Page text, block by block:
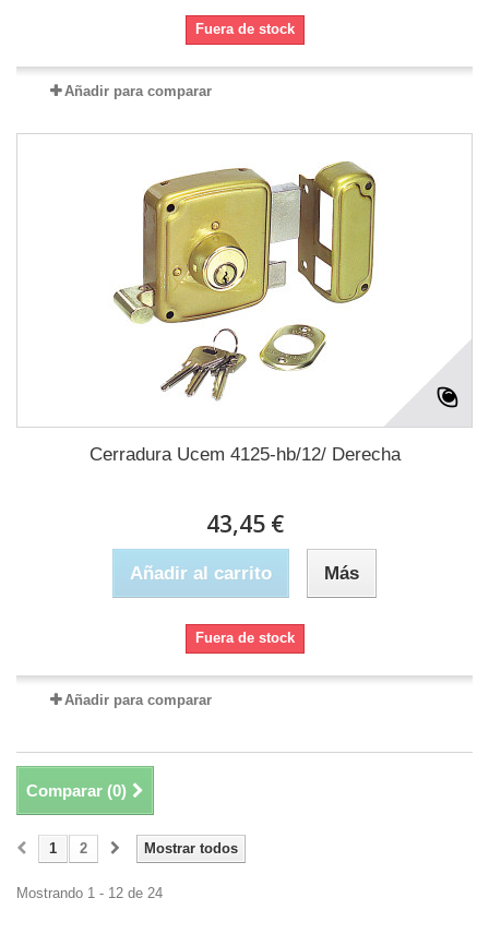
Fuera de stock
Añadir para comparar
Cerradura Ucem 4125-hb/12/ Derecha
43,45 €
Añadir al carrito Más
Fuera de stock
Añadir para comparar
Comparar (0)
Mostrar todos
1 2
Mostrando 1 - 12 de 24